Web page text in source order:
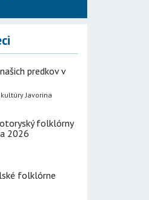
predkov v
Javorina
folklórny
2026
folklórne